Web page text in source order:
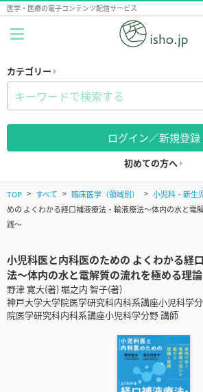
医学・医療の電子コンテンツ配信サービス
カテゴリー
ログイン／新規登録
初めての方へ
TOP すべて 臨床医学（領域別） 小児科・新生
めの よくわかる経口補液療法・輸液療法〜体内の水と電
践〜
小児科医と内科医のための よくわかる経
法〜体内の水と電解質の流れを極める理論
野津 寛大(著) 堀之内 智子(著)
神戸大学大学院医学研究科内科系講座小児科学
院医学研究科内科系講座小児科学分野 講師